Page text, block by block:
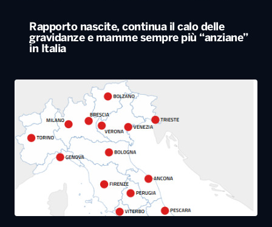
Rapporto nascite, continua il calo delle
gravidanze e mamme sempre più “anziane”
in Italia